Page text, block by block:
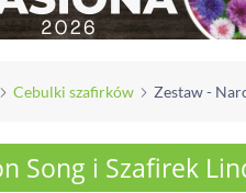
Cebulki szafirków Zestaw -
Song i Szafirek